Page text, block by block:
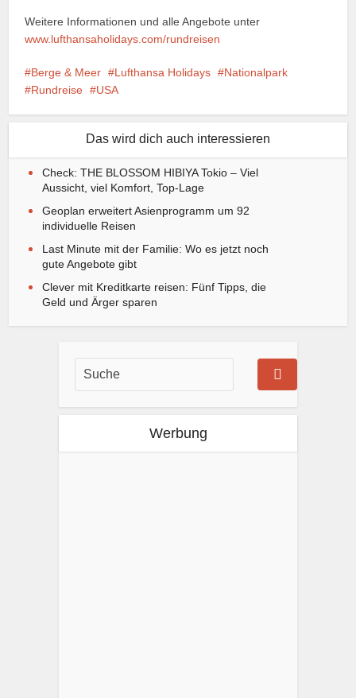
Weitere Informationen und alle Angebote unter
www.lufthansaholidays.com/rundreisen
Berge & Meer Lufthansa Holidays
Nationalpark
Rundreise
USA
Das wird dich auch interessieren
Check: THE BLOSSOM HIBIYA Tokio – Viel
Aussicht, viel Komfort, Top-Lage
Geoplan erweitert Asienprogramm um 92
individuelle Reisen
Last Minute mit der Familie: Wo es jetzt noch
gute Angebote gibt
Clever mit Kreditkarte reisen: Fünf Tipps, die
Geld und Ärger sparen
Werbung